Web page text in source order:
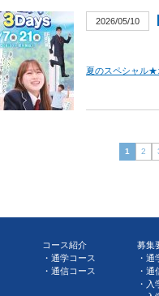
2026/05/10
夏のスペシャル★
1 2
コース紹介
通学コース
通信コース
募集
通
通
入